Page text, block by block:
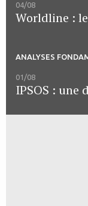
04/08
Worldline :
ANALYSES
01/08
IPSOS : une